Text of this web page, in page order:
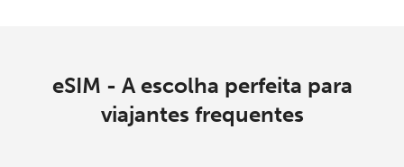
eSIM - A escolha perfeita para
viajantes frequentes